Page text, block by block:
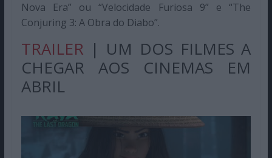
Nova Era” ou “Velocidade Furiosa 9” e “The
Conjuring 3: A Obra do Diabo”.
TRAILER | UM DOS FILMES A
CHEGAR AOS CINEMAS EM
ABRIL